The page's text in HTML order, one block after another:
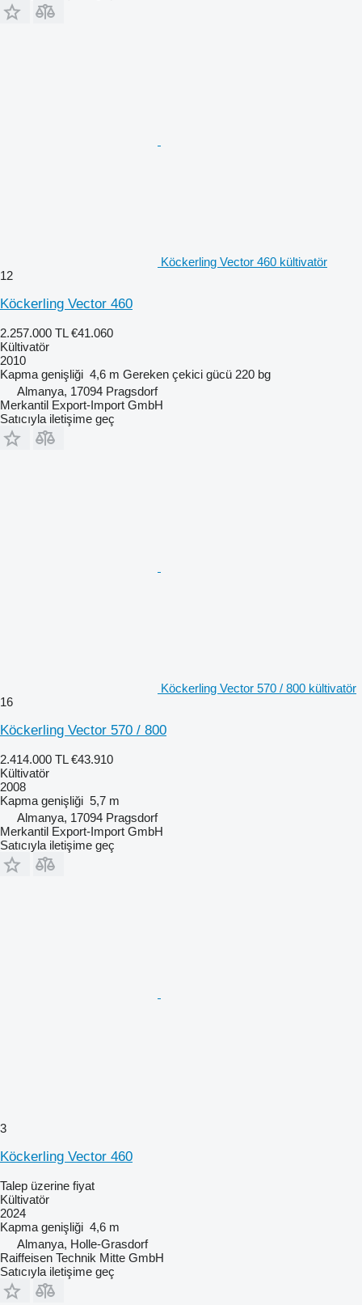
Köckerling Vector 460 kültivatör
12
Köckerling Vector 460
2.257.000 TL €41.060
Kültivatör
2010
Kapma genişliği 4,6 m Gereken çekici gücü 220 bg
Almanya, 17094 Pragsdorf
Merkantil Export-Import GmbH
Satıcıyla iletişime geç
Köckerling Vector 570 / 800 kültivatör
16
Köckerling Vector 570 / 800
2.414.000 TL €43.910
Kültivatör
2008
Kapma genişliği 5,7 m
Almanya, 17094 Pragsdorf
Merkantil Export-Import GmbH
Satıcıyla iletişime geç
3
Köckerling Vector 460
Talep üzerine fiyat
Kültivatör
2024
Kapma genişliği 4,6 m
Almanya, Holle-Grasdorf
Raiffeisen Technik Mitte GmbH
Satıcıyla iletişime geç